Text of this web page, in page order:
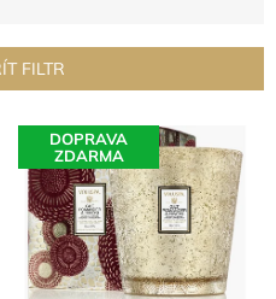
FILTR
DOPRAVA
ZDARMA